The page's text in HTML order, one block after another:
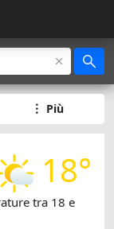
Più
18°
tra 18 e